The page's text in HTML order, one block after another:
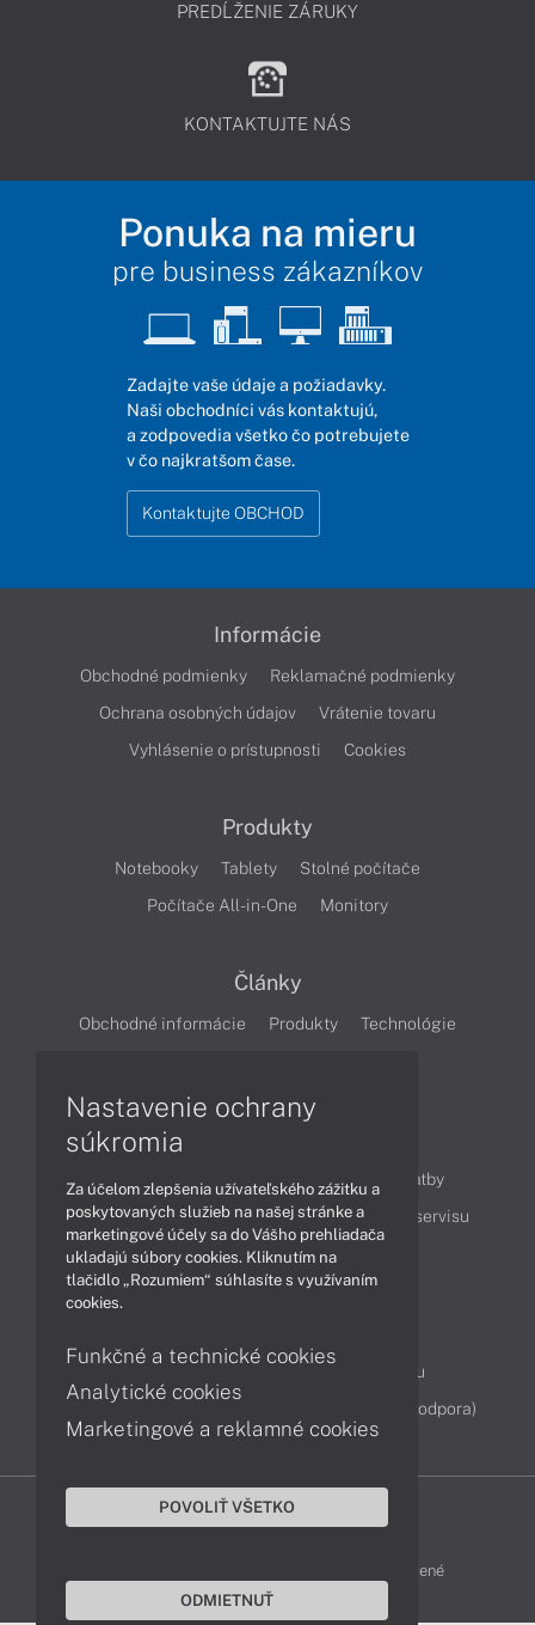
PREDĹŽENIE ZÁRUKY
KONTAKTUJTE NÁS
Ponuka na mieru
pre business zákazníkov
Zadajte vaše údaje a požiadavky.
Naši obchodníci vás kontaktujú,
a zodpovedia všetko čo potrebujete
v čo najkratšom čase.
Kontaktujte OBCHOD
Informácie
Obchodné podmienky
Reklamačné podmienky
Ochrana osobných údajov
Vrátenie tovaru
Vyhlásenie o prístupnosti
Cookies
Produkty
Notebooky Tablety
Stolné počítače
Počítače All-in-One
Monitory
Články
Obchodné informácie Produkty
Technológie
Ako nakupovať
Možnosti doručenia a platby
Podpora a servis
Servisné služby Cenník servisu
Kontakty
Reklamácia tovaru
Diagnostiky online
TeamViewer (vzdialená podpora)
DELL-SHOP © 2011 - 2026 Všetky práva vyhradené
Nastavenie ochrany
súkromia
Za účelom zlepšenia užívateľského zážitku a
poskytovaných služieb na našej stránke a
marketingové účely sa do Vášho prehliadača
ukladajú súbory cookies. Kliknutím na
tlačidlo „Rozumiem“ súhlasíte s využívaním
cookies.
Funkčné a technické cookies
Analytické cookies
Marketingové a reklamné cookies
POVOLIŤ VŠETKO
ODMIETNUŤ